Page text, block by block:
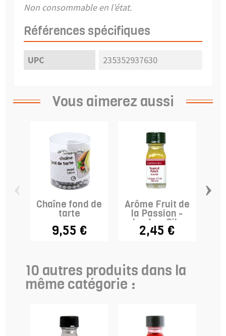
Non consommable en l'état.
Références spécifiques
UPC 235352937630
Vous aimerez aussi
Chaîne fond de
tarte
9,55 €
Arôme Fruit de
la Passion -
LorAnn Oils
2,45 €
›
10 autres produits dans la
même catégorie :